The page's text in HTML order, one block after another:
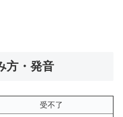
方・発音
受不了